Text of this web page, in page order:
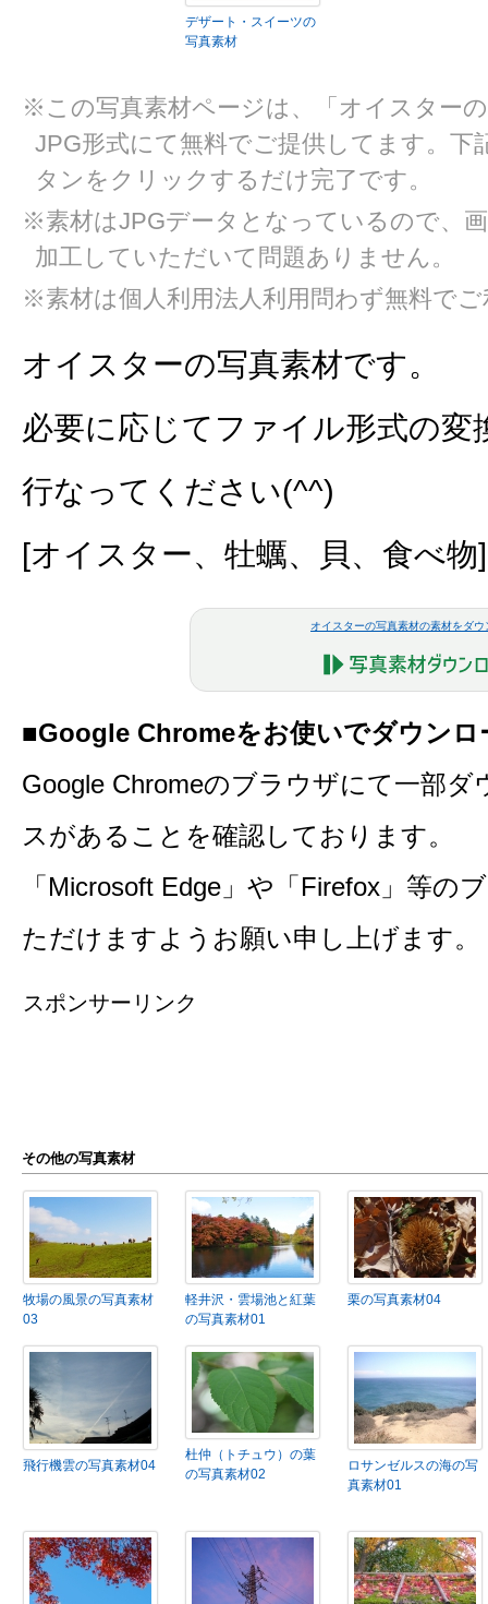
デザート・スイーツの
写真素材
※この写真素材ページは、「オイスター
JPG形式にて無料でご提供してます。下
タンをクリックするだけ完了です。
※素材はJPGデータとなっているので、
加工していただいて問題ありません。
※素材は個人利用法人利用問わず無料で
オイスターの写真素材です。
必要に応じてファイル形式の変
行なってください(^^)
[オイスター、牡蠣、貝、食べ物]
オイスターの写真素材の素材をダウ
■Google Chromeをお使いでダウンロ
Google Chromeのブラウザにて一部
スがあることを確認しております。
「Microsoft Edge」や「Firefox」等の
ただけますようお願い申し上げます。
スポンサーリンク
その他の写真素材
牧場の風景の写真素材
03
軽井沢・雲場池と紅葉
の写真素材01
栗の写真素材04
飛行機雲の写真素材04
杜仲（トチュウ）の葉
の写真素材02
ロサンゼルスの海の写
真素材01